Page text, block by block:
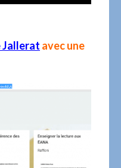
Jallerat avec une